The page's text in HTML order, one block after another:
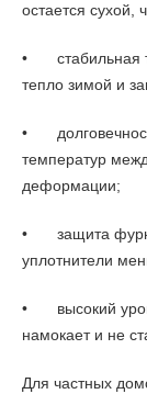
остается сухой,
•
тепло зимой и
•
температур
деформации;
•
защита
уплотнители
•
высокий
намокает и не
Для частных